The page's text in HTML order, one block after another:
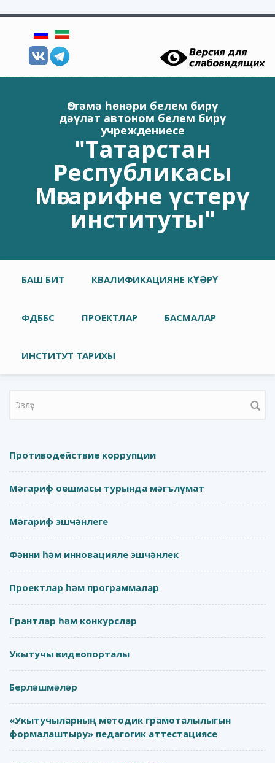
Өстәмә һөнәри белем бирү
дәүләт автоном белем бирү
учреждениесе
"Татарстан
Республикасы
Мәгарифне үстерү
институты"
Төп меню
БАШ БИТ КВАЛИФИКАЦИЯНЕ КҮТӘРҮ
ФДББС ПРОЕКТЛАР БАСМАЛАР
ИНСТИТУТ ТАРИХЫ
Search form
Противодействие коррупции
Мәгариф оешмасы турында мәгълүмат
Мәгариф эшчәнлеге
Фәнни һәм инновацияле эшчәнлек
Проектлар һәм программалар
Грантлар һәм конкурслар
Укытучы видеопорталы
Берләшмәләр
«Укытучыларның методик грамоталылыгын
формалаштыру» педагогик аттестациясе